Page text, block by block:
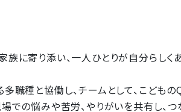
に寄り添い、一人ひとりが自分らしく
職種と協働し、チームとして、こども
での悩みや苦労、やりがいを共有し、つ